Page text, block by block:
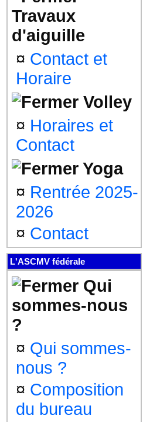
Travaux
d'aiguille
¤ Contact et
Horaire
Volley
¤ Horaires et
Contact
Yoga
¤ Rentrée 2025-
2026
¤ Contact
L'ASCMV fédérale
Qui
sommes-nous
?
¤ Qui sommes-
nous ?
¤ Composition
du bureau